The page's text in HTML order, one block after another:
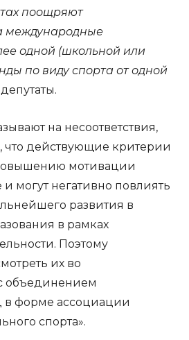
поощряют
международные
одной (школьной или
по виду спорта от одной
на несоответствия,
что действующие критерии
мотивации
могут негативно повлиять
развития в
в рамках
Поэтому
их во
объединением
форме ассоциации
спорта».